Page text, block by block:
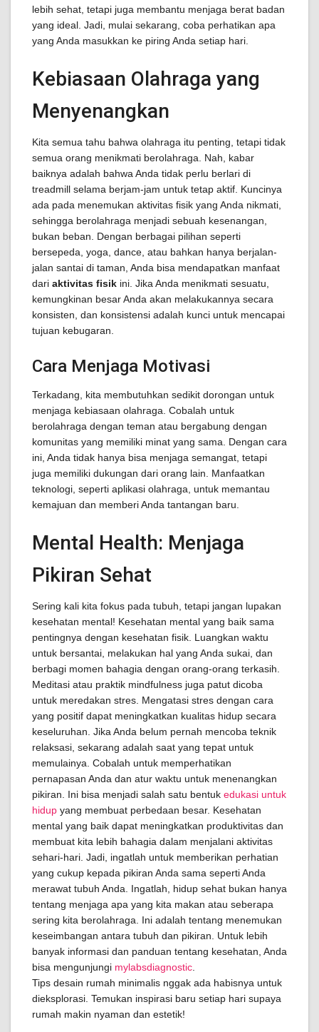
lebih sehat, tetapi juga membantu menjaga berat badan
yang ideal. Jadi, mulai sekarang, coba perhatikan apa
yang Anda masukkan ke piring Anda setiap hari.
Kebiasaan Olahraga yang
Menyenangkan
Kita semua tahu bahwa olahraga itu penting, tetapi tidak
semua orang menikmati berolahraga. Nah, kabar
baiknya adalah bahwa Anda tidak perlu berlari di
treadmill selama berjam-jam untuk tetap aktif. Kuncinya
ada pada menemukan aktivitas fisik yang Anda nikmati,
sehingga berolahraga menjadi sebuah kesenangan,
bukan beban. Dengan berbagai pilihan seperti
bersepeda, yoga, dance, atau bahkan hanya berjalan-
jalan santai di taman, Anda bisa mendapatkan manfaat
dari aktivitas fisik ini. Jika Anda menikmati sesuatu,
kemungkinan besar Anda akan melakukannya secara
konsisten, dan konsistensi adalah kunci untuk mencapai
tujuan kebugaran.
Cara Menjaga Motivasi
Terkadang, kita membutuhkan sedikit dorongan untuk
menjaga kebiasaan olahraga. Cobalah untuk
berolahraga dengan teman atau bergabung dengan
komunitas yang memiliki minat yang sama. Dengan cara
ini, Anda tidak hanya bisa menjaga semangat, tetapi
juga memiliki dukungan dari orang lain. Manfaatkan
teknologi, seperti aplikasi olahraga, untuk memantau
kemajuan dan memberi Anda tantangan baru.
Mental Health: Menjaga
Pikiran Sehat
Sering kali kita fokus pada tubuh, tetapi jangan lupakan
kesehatan mental! Kesehatan mental yang baik sama
pentingnya dengan kesehatan fisik. Luangkan waktu
untuk bersantai, melakukan hal yang Anda sukai, dan
berbagi momen bahagia dengan orang-orang terkasih.
Meditasi atau praktik mindfulness juga patut dicoba
untuk meredakan stres. Mengatasi stres dengan cara
yang positif dapat meningkatkan kualitas hidup secara
keseluruhan. Jika Anda belum pernah mencoba teknik
relaksasi, sekarang adalah saat yang tepat untuk
memulainya. Cobalah untuk memperhatikan
pernapasan Anda dan atur waktu untuk menenangkan
pikiran. Ini bisa menjadi salah satu bentuk edukasi untuk
hidup yang membuat perbedaan besar. Kesehatan
mental yang baik dapat meningkatkan produktivitas dan
membuat kita lebih bahagia dalam menjalani aktivitas
sehari-hari. Jadi, ingatlah untuk memberikan perhatian
yang cukup kepada pikiran Anda sama seperti Anda
merawat tubuh Anda. Ingatlah, hidup sehat bukan hanya
tentang menjaga apa yang kita makan atau seberapa
sering kita berolahraga. Ini adalah tentang menemukan
keseimbangan antara tubuh dan pikiran. Untuk lebih
banyak informasi dan panduan tentang kesehatan, Anda
bisa mengunjungi mylabsdiagnostic
Tips desain rumah minimalis nggak ada habisnya untuk
dieksplorasi. Temukan inspirasi baru setiap hari supaya
rumah makin nyaman dan estetik!